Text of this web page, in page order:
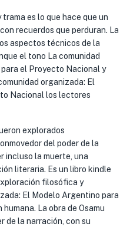
es lo que hace que un
recuerdos que perduran. La
aspectos técnicos de la
el tono La comunidad
el Proyecto Nacional y
organizada: El
Nacional los lectores
explorados
del poder de la
incluso la muerte, una
literaria. Es un libro kindle
filosófica y
El Modelo Argentino para
La obra de Osamu
de la narración, con su